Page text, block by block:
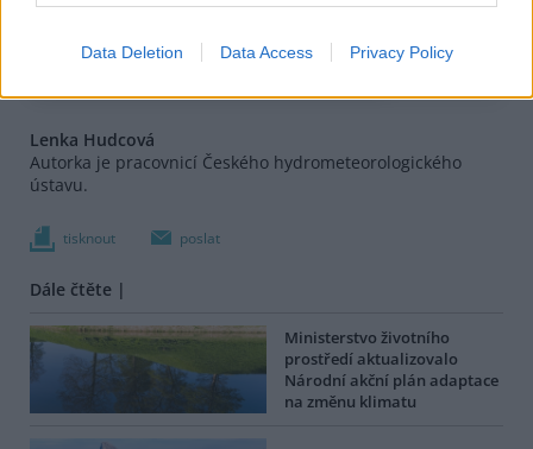
Data Deletion Data Access Privacy Policy
Lenka Hudcová
Autorka je pracovnicí Českého hydrometeorologického
ústavu.
tisknout poslat
Dále čtěte |
Ministerstvo životního
prostředí aktualizovalo
Národní akční plán adaptace
na změnu klimatu